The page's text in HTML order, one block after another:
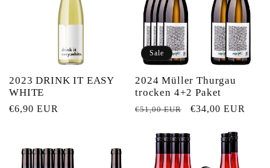
2023 DRINK IT EASY
WHITE
Normaler
€6,90 EUR
Sale
2024 Müller Thurgau
trocken 4+2 Paket
Normaler
€51,00 EUR Verkaufspreis
€34,00 EUR